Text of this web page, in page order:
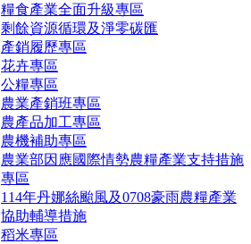
糧食產業全面升級專區
剩餘資源循環及淨零碳匯
產銷履歷專區
花卉專區
公糧專區
農業產銷班專區
農產品加工專區
農機補助專區
農業部因應國際情勢農糧產業支持措施
專區
114年丹娜絲颱風及0708豪雨農糧產業
協助輔導措施
稻米專區